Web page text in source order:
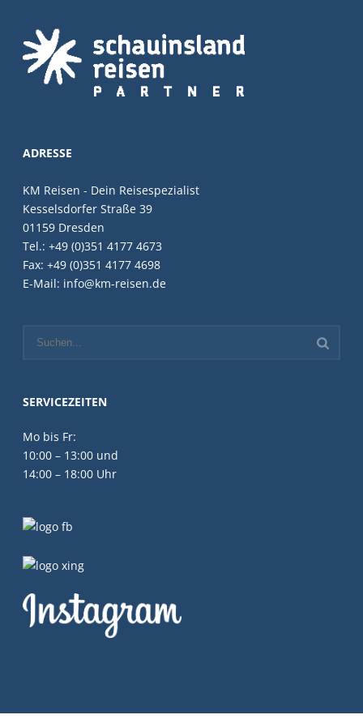
ADRESSE
KM Reisen - Dein Reisespezialist
Kesselsdorfer Straße 39
01159 Dresden
Tel.: +49 (0)351 4177 4673
Fax: +49 (0)351 4177 4698
E-Mail: info@km-reisen.de
SERVICEZEITEN
Mo bis Fr:
10:00 – 13:00 und
14:00 – 18:00 Uhr